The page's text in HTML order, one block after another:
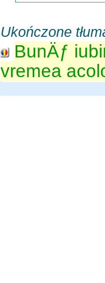
Ukończone
BunÄƒ
vremea